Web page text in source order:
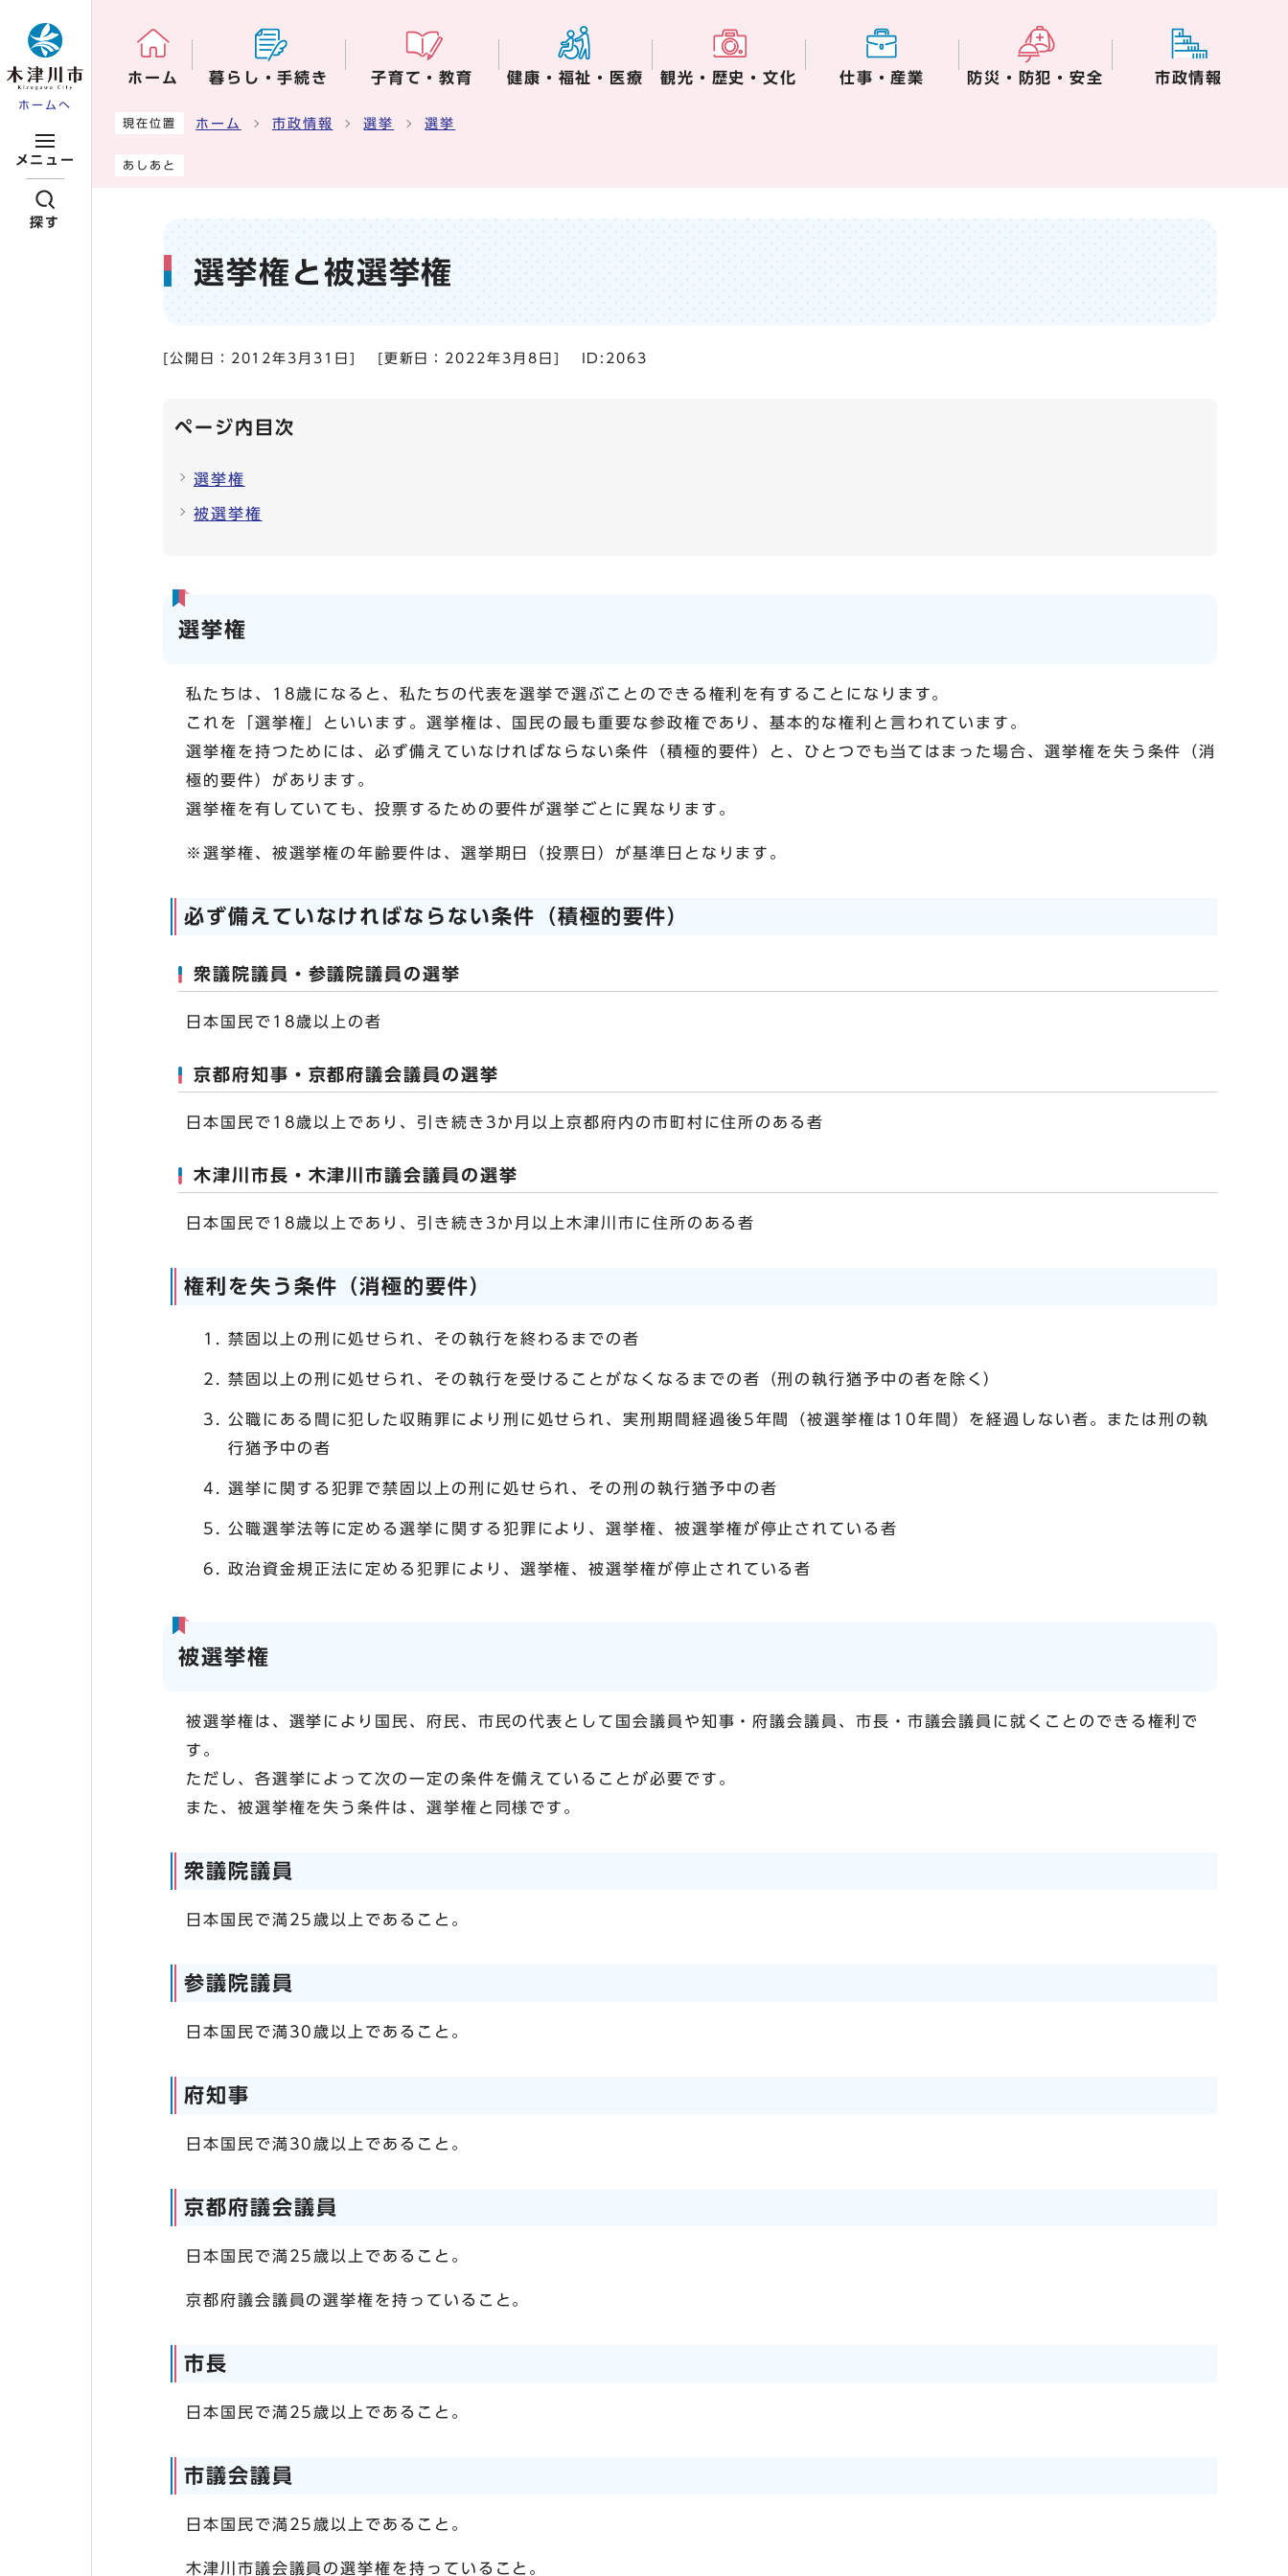
ホームへ
メニュー
探す
ホーム 暮らし・手続き 子育て・教育 健康・福祉・医療 観光・歴史・文化 仕事・産業 防災・防犯・安全 市政情報
ここから本文です
現在位置 ホーム 市政情報 選挙 選挙
あしあと
選挙権と被選挙権
[公開日： 2012年3月31日 [更新日： 2022年3月8日 ID:2063
ページ内目次
選挙権
被選挙権
選挙権
私たちは、18歳になると、私たちの代表を選挙で選ぶことのできる権利を有することになります。
これを「選挙権」といいます。選挙権は、国民の最も重要な参政権であり、基本的な権利と言われています。
選挙権を持つためには、必ず備えていなければならない条件（積極的要件）と、ひとつでも当てはまった場合、選挙権を失う条件（消
極的要件）があります。
選挙権を有していても、投票するための要件が選挙ごとに異なります。
※選挙権、被選挙権の年齢要件は、選挙期日（投票日）が基準日となります。
必ず備えていなければならない条件（積極的要件）
衆議院議員・参議院議員の選挙
日本国民で18歳以上の者
京都府知事・京都府議会議員の選挙
日本国民で18歳以上であり、引き続き3か月以上京都府内の市町村に住所のある者
木津川市長・木津川市議会議員の選挙
日本国民で18歳以上であり、引き続き3か月以上木津川市に住所のある者
権利を失う条件（消極的要件）
禁固以上の刑に処せられ、その執行を終わるまでの者
禁固以上の刑に処せられ、その執行を受けることがなくなるまでの者（刑の執行猶予中の者を除く）
公職にある間に犯した収賄罪により刑に処せられ、実刑期間経過後5年間（被選挙権は10年間）を経過しない者。または刑の執
行猶予中の者
選挙に関する犯罪で禁固以上の刑に処せられ、その刑の執行猶予中の者
公職選挙法等に定める選挙に関する犯罪により、選挙権、被選挙権が停止されている者
政治資金規正法に定める犯罪により、選挙権、被選挙権が停止されている者
被選挙権
被選挙権は、選挙により国民、府民、市民の代表として国会議員や知事・府議会議員、市長・市議会議員に就くことのできる権利で
す。
ただし、各選挙によって次の一定の条件を備えていることが必要です。
また、被選挙権を失う条件は、選挙権と同様です。
衆議院議員
日本国民で満25歳以上であること。
参議院議員
日本国民で満30歳以上であること。
府知事
日本国民で満30歳以上であること。
京都府議会議員
日本国民で満25歳以上であること。
京都府議会議員の選挙権を持っていること。
市長
日本国民で満25歳以上であること。
市議会議員
日本国民で満25歳以上であること。
木津川市議会議員の選挙権を持っていること。